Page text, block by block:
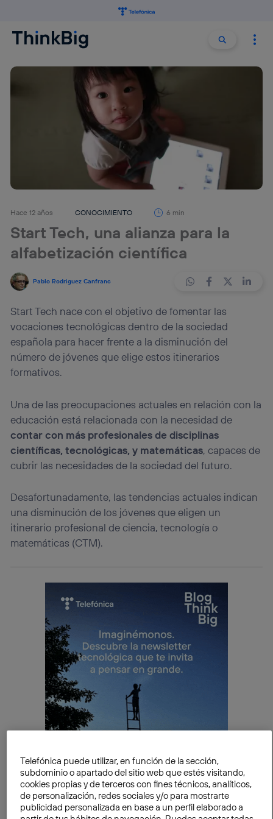
Buscar
Hace 12 años CONOCIMIENTO 6 min
Start Tech, una alianza para la
alfabetización científica
Pablo Rodriguez Canfranc
Start Tech nace con el objetivo de fomentar las
vocaciones tecnológicas dentro de la sociedad
española para hacer frente a la disminución del
número de jóvenes que elige estos itinerarios
formativos.
Una de las preocupaciones actuales en relación con la
educación está relacionada con la necesidad de
contar con más profesionales de disciplinas
científicas, tecnológicas, y matemáticas, capaces de
cubrir las necesidades de la sociedad del futuro.
Desafortunadamente, las tendencias actuales indican
una disminución de los jóvenes que eligen un
itinerario profesional de ciencia, tecnología o
matemáticas (CTM).
Tomando en cuenta esta consideración y recogiendo
Telefónica puede utilizar, en función de la sección,
subdominio o apartado del sitio web que estés visitando,
cookies propias y de terceros con fines técnicos, analíticos,
de personalización, redes sociales y/o para mostrarte
publicidad personalizada en base a un perfil elaborado a